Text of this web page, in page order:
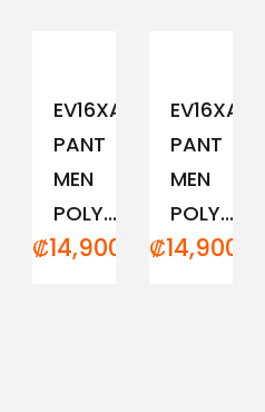
EV16XAM194
PANT
MEN
POLY...
₡14,900.00
PANT
MEN
POLY...
₡